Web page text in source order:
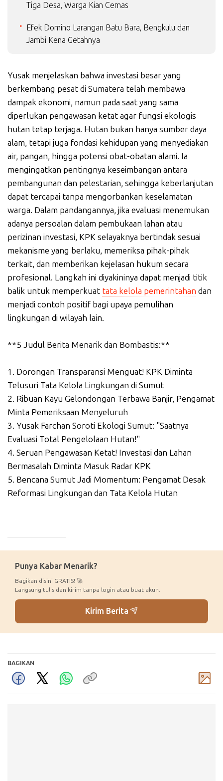
Tiga Desa, Warga Kian Cemas
Efek Domino Larangan Batu Bara, Bengkulu dan
Jambi Kena Getahnya
Yusak menjelaskan bahwa investasi besar yang
berkembang pesat di Sumatera telah membawa
dampak ekonomi, namun pada saat yang sama
diperlukan pengawasan ketat agar fungsi ekologis
hutan tetap terjaga. Hutan bukan hanya sumber daya
alam, tetapi juga fondasi kehidupan yang menyediakan
air, pangan, hingga potensi obat-obatan alami. Ia
mengingatkan pentingnya keseimbangan antara
pembangunan dan pelestarian, sehingga keberlanjutan
dapat tercapai tanpa mengorbankan keselamatan
warga. Dalam pandangannya, jika evaluasi menemukan
adanya persoalan dalam pembukaan lahan atau
perizinan investasi, KPK selayaknya bertindak sesuai
mekanisme yang berlaku, memeriksa pihak-pihak
terkait, dan memberikan kejelasan hukum secara
profesional. Langkah ini diyakininya dapat menjadi titik
balik untuk memperkuat tata kelola pemerintahan dan
menjadi contoh positif bagi upaya pemulihan
lingkungan di wilayah lain.
**5 Judul Berita Menarik dan Bombastis:**
1. Dorongan Transparansi Menguat! KPK Diminta
Telusuri Tata Kelola Lingkungan di Sumut
2. Ribuan Kayu Gelondongan Terbawa Banjir, Pengamat
Minta Pemeriksaan Menyeluruh
3. Yusak Farchan Soroti Ekologi Sumut: "Saatnya
Evaluasi Total Pengelolaan Hutan!"
4. Seruan Pengawasan Ketat! Investasi dan Lahan
Bermasalah Diminta Masuk Radar KPK
5. Bencana Sumut Jadi Momentum: Pengamat Desak
Reformasi Lingkungan dan Tata Kelola Hutan
Punya Kabar Menarik?
Bagikan disini GRATIS! 🚀
Langsung tulis dan kirim tanpa login atau buat akun.
Kirim Berita
BAGIKAN